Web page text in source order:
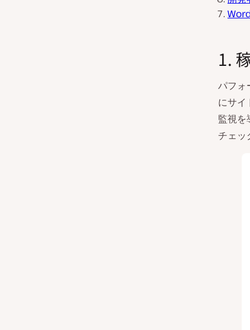
1.
パフォ
にサイ
監視を
チェッ